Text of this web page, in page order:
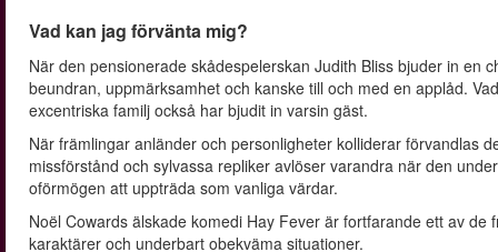
Vad kan jag förvänta mig?
När den pensionerade skådespelerskan Judith Bliss bjuder in en
beundran, uppmärksamhet och kanske till och med en applåd.
excentriska familj också har bjudit in varsin gäst.
När främlingar anländer och personligheter kolliderar förvandlas
missförstånd och sylvassa repliker avlöser varandra när den
oförmögen att uppträda som vanliga värdar.
Noël Cowards älskade komedi Hay Fever är fortfarande ett av
karaktärer och underbart obekväma situationer.